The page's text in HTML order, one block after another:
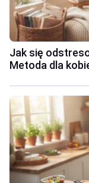
Jak się
Metoda dla